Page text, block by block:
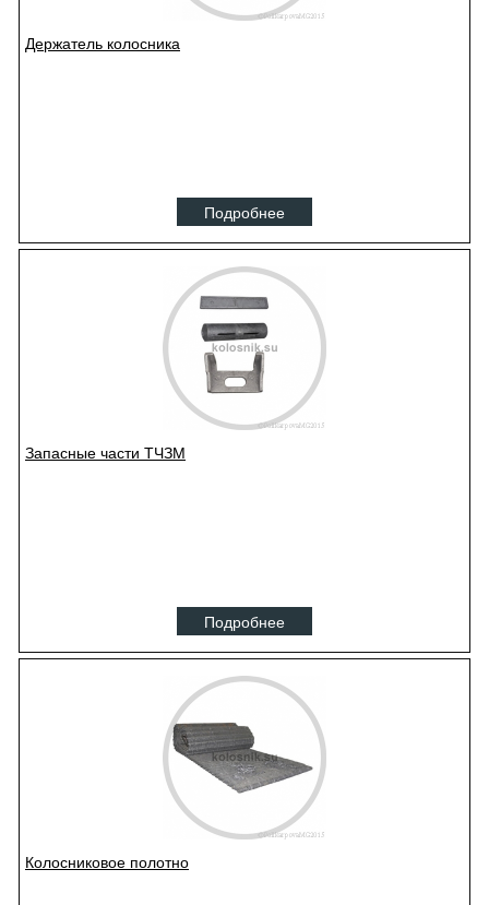
Держатель колосника
Подробнее
Запасные части ТЧЗМ
Подробнее
Колосниковое полотно